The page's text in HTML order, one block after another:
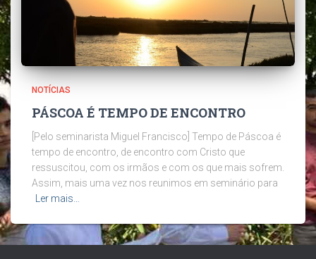
NOTÍCIAS
PÁSCOA É TEMPO DE ENCONTRO
[Pelo seminarista Miguel Francisco] Tempo de Páscoa é
tempo de encontro, de encontro com Cristo que
ressuscitou, com os irmãos e com os que mais sofrem.
Assim, mais uma vez nos reunimos em seminário para
Ler mais…